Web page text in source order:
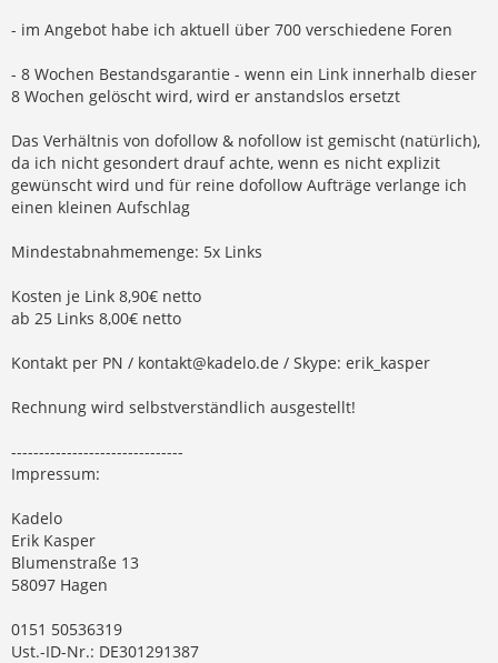
- im Angebot habe ich aktuell über 700 verschiedene Foren
- 8 Wochen Bestandsgarantie - wenn ein Link innerhalb dieser
8 Wochen gelöscht wird, wird er anstandslos ersetzt
Das Verhältnis von dofollow & nofollow ist gemischt (natürlich),
da ich nicht gesondert drauf achte, wenn es nicht explizit
gewünscht wird und für reine dofollow Aufträge verlange ich
einen kleinen Aufschlag
Mindestabnahmemenge: 5x Links
Kosten je Link 8,90€ netto
ab 25 Links 8,00€ netto
Kontakt per PN / kontakt@kadelo.de / Skype: erik_kasper
Rechnung wird selbstverständlich ausgestellt!
-------------------------------
Impressum:
Kadelo
Erik Kasper
Blumenstraße 13
58097 Hagen
0151 50536319
Ust.-ID-Nr.: DE301291387